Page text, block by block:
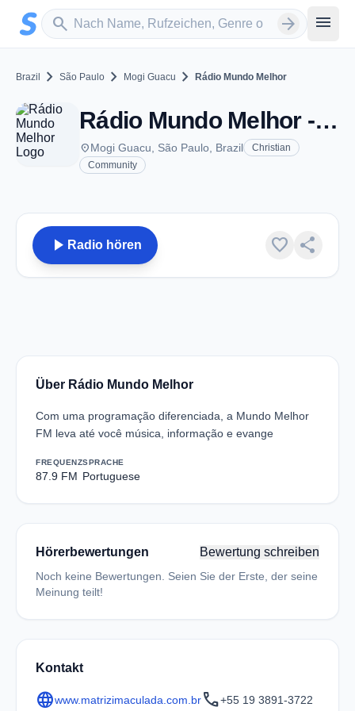
Zum Hauptinhalt springen
search
Sender suchen arrow_forward menu
Brazil chevron_right São Paulo chevron_right Mogi Guacu chevron_right Rádio Mundo Melhor
Rádio Mundo Melhor - FM 87.9 - Mogi Guacu
placeMogi Guacu, São Paulo, Brazil
Christian
Community
play_arrow Radio hören favorite share
Über Rádio Mundo Melhor
Com uma programação diferenciada, a Mundo Melhor
FM leva até você música, informação e evange
FREQUENZ
87.9 FM
SPRACHE
Portuguese
Hörerbewertungen Bewertung schreiben
Noch keine Bewertungen. Seien Sie der Erste, der seine
Meinung teilt!
Kontakt
languagewww.matrizimaculada.com.brcall+55 19 3891-3722